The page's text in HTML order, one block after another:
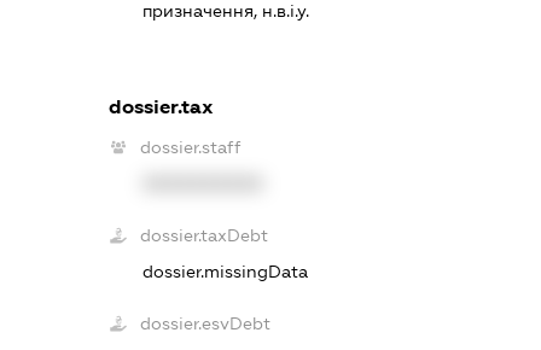
призначення, н.в.і.у.
dossier.tax
dossier.staff
dossier.taxDebt
dossier.missingData
dossier.esvDebt